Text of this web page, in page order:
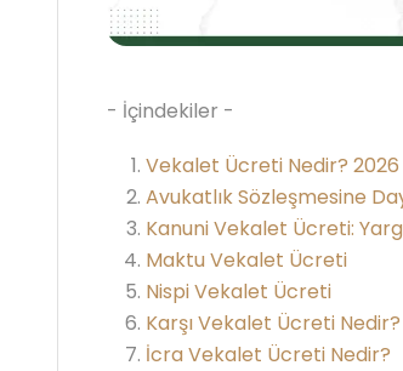
- İçindekiler -
Vekalet Ücreti Nedir?
Avukatlık Sözleşmesine
Kanuni Vekalet Ücreti:
Maktu Vekalet Ücreti
Nispi Vekalet Ücreti
Karşı Vekalet Ücreti Nedir?
İcra Vekalet Ücreti Nedir?